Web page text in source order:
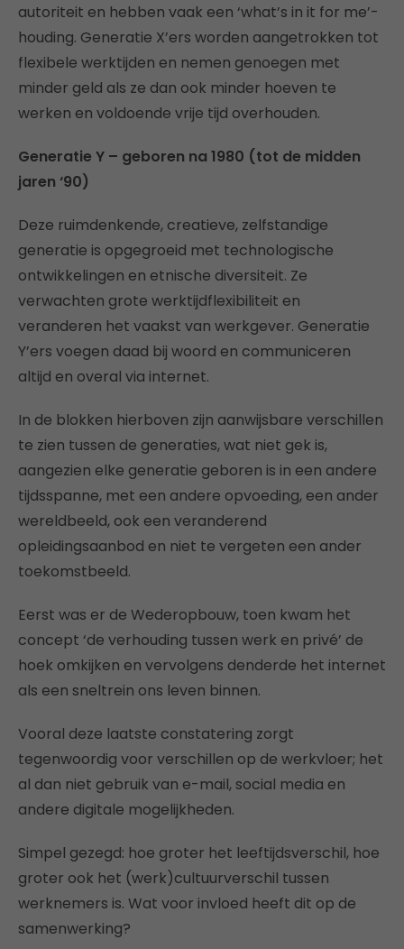
autoriteit en hebben vaak een ‘what’s in it for me’-
houding. Generatie X’ers worden aangetrokken tot
flexibele werktijden en nemen genoegen met
minder geld als ze dan ook minder hoeven te
werken en voldoende vrije tijd overhouden.
Generatie Y – geboren na 1980 (tot de midden
jaren ‘90)
Deze ruimdenkende, creatieve, zelfstandige
generatie is opgegroeid met technologische
ontwikkelingen en etnische diversiteit. Ze
verwachten grote werktijdflexibiliteit en
veranderen het vaakst van werkgever. Generatie
Y’ers voegen daad bij woord en communiceren
altijd en overal via internet.
In de blokken hierboven zijn aanwijsbare verschillen
te zien tussen de generaties, wat niet gek is,
aangezien elke generatie geboren is in een andere
tijdsspanne, met een andere opvoeding, een ander
wereldbeeld, ook een veranderend
opleidingsaanbod en niet te vergeten een ander
toekomstbeeld.
Eerst was er de Wederopbouw, toen kwam het
concept ‘de verhouding tussen werk en privé’ de
hoek omkijken en vervolgens denderde het internet
als een sneltrein ons leven binnen.
Vooral deze laatste constatering zorgt
tegenwoordig voor verschillen op de werkvloer; het
al dan niet gebruik van e-mail, social media en
andere digitale mogelijkheden.
Simpel gezegd: hoe groter het leeftijdsverschil, hoe
groter ook het (werk)cultuurverschil tussen
werknemers is. Wat voor invloed heeft dit op de
samenwerking?